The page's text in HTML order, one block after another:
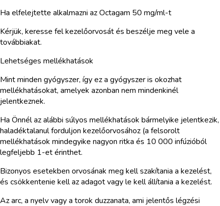
Ha elfelejtette alkalmazni az Octagam 50 mg/ml-t
Kérjük, keresse fel kezelőorvosát és beszélje meg vele a
továbbiakat.
Lehetséges mellékhatások
Mint minden gyógyszer, így ez a gyógyszer is okozhat
mellékhatásokat, amelyek azonban nem mindenkinél
jelentkeznek.
Ha Önnél az alábbi súlyos mellékhatások bármelyike jelentkezik,
haladéktalanul forduljon kezelőorvosához (a felsorolt
mellékhatások mindegyike nagyon ritka és 10 000 infúzióból
legfeljebb 1-et érinthet.
Bizonyos esetekben orvosának meg kell szakítania a kezelést,
és csökkentenie kell az adagot vagy le kell állítania a kezelést.
Az arc, a nyelv vagy a torok duzzanata, ami jelentős légzési